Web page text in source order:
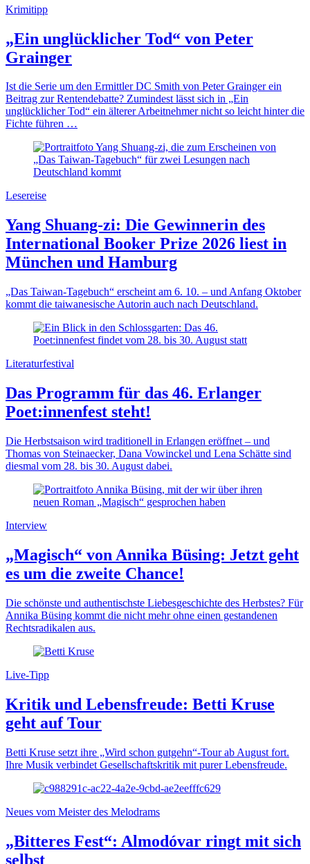
Krimitipp
„Ein unglücklicher Tod“ von Peter
Grainger
Ist die Serie um den Ermittler DC Smith von Peter Grainger ein
Beitrag zur Rentendebatte? Zumindest lässt sich in „Ein
unglücklicher Tod“ ein älterer Arbeitnehmer nicht so leicht hinter die
Fichte führen …
Lesereise
Yang Shuang-zi: Die Gewinnerin des
International Booker Prize 2026 liest in
München und Hamburg
„Das Taiwan-Tagebuch“ erscheint am 6. 10. – und Anfang Oktober
kommt die taiwanesische Autorin auch nach Deutschland.
Literaturfestival
Das Programm für das 46. Erlanger
Poet:innenfest steht!
Die Herbstsaison wird traditionell in Erlangen eröffnet – und
Thomas von Steinaecker, Dana Vowinckel und Lena Schätte sind
diesmal vom 28. bis 30. August dabei.
Interview
„Magisch“ von Annika Büsing: Jetzt geht
es um die zweite Chance!
Die schönste und authentischste Liebesgeschichte des Herbstes? Für
Annika Büsing kommt die nicht mehr ohne einen gestandenen
Rechtsradikalen aus.
Live-Tipp
Kritik und Lebensfreude: Betti Kruse
geht auf Tour
Betti Kruse setzt ihre „Wird schon gutgehn“-Tour ab August fort.
Ihre Musik verbindet Gesellschaftskritik mit purer Lebensfreude.
Neues vom Meister des Melodrams
„Bitteres Fest“: Almodóvar ringt mit sich
selbst